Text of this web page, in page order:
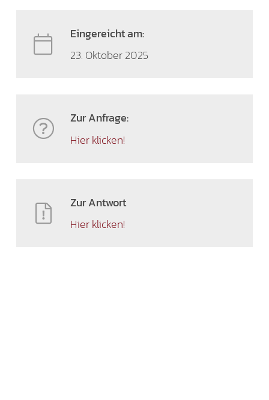
Eingereicht am:
23. Oktober 2025
Zur Anfrage:
Hier klicken!
Zur Antwort
Hier klicken!